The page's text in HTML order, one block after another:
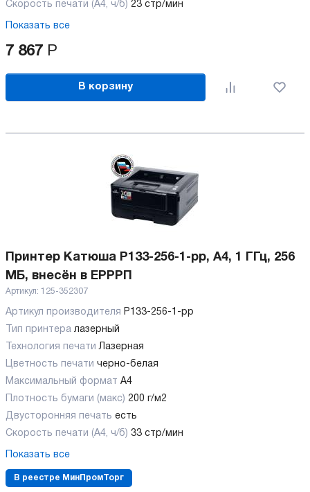
Скорость печати (А4, ч/б) 23 стр/мин
Показать все
7 867 Р
В корзину
Принтер Катюша P133-256-1-pp, A4, 1 ГГц, 256
МБ, внесён в ЕРРРП
Артикул: 125-352307
Артикул производителя P133-256-1-pp
Тип принтера лазерный
Технология печати Лазерная
Цветность печати черно-белая
Максимальный формат А4
Плотность бумаги (макс) 200 г/м2
Двусторонняя печать есть
Скорость печати (А4, ч/б) 33 стр/мин
Показать все
В реестре МинПромТорг